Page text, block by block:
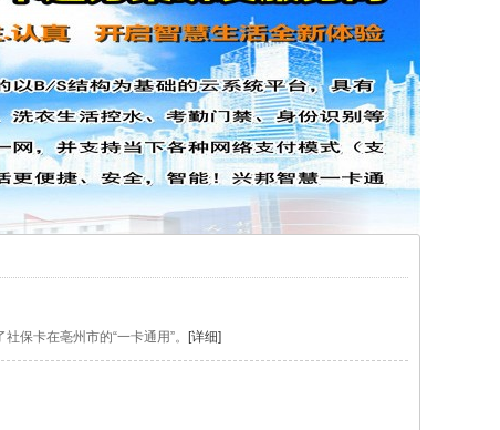
保卡在亳州市的“一卡通用”。 [详细]